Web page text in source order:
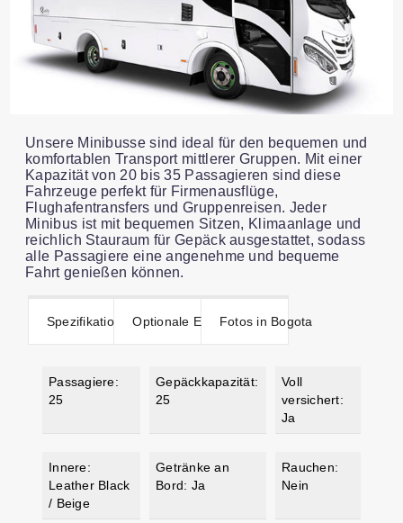
Unsere Minibusse sind ideal für den bequemen und
komfortablen Transport mittlerer Gruppen. Mit einer
Kapazität von 20 bis 35 Passagieren sind diese
Fahrzeuge perfekt für Firmenausflüge,
Flughafentransfers und Gruppenreisen. Jeder
Minibus ist mit bequemen Sitzen, Klimaanlage und
reichlich Stauraum für Gepäck ausgestattet, sodass
alle Passagiere eine angenehme und bequeme
Fahrt genießen können.
SpezifikationenOptionale ExtrasFotos in Bogota
Passagiere:
25
Gepäckkapazität:
25
Voll
versichert:
Ja
Innere:
Leather Black
/ Beige
Getränke an
Bord: Ja
Rauchen:
Nein